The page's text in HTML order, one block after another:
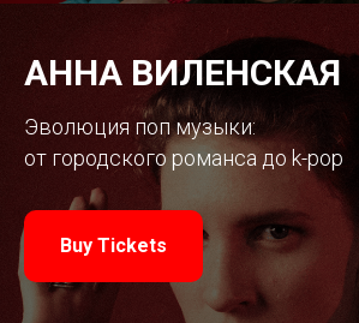
АННА ВИЛЕНСКАЯ
Эволюция поп музыки:
от городского романса до k-pop
Buy Tickets